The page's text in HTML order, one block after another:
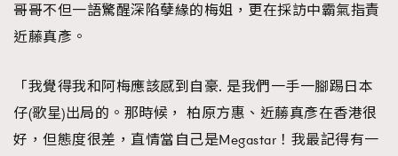
哥哥不但一語驚醒深陷孽緣的梅姐，更在採訪中霸氣指責
近藤真彥。
「我覺得我和阿梅應該感到自豪. 是我們一手一腳踢日本
仔(歌星)出局的。那時候， 柏原方惠、近蕂真彥在香港很
好，但態度很差，直情當自己是Megastar！我最記得有一